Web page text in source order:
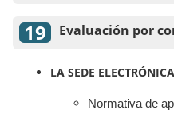
Evaluación por
LA SEDE
Normativa de